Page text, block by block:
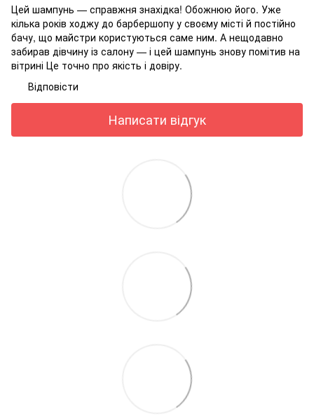
Цей шампунь — справжня знахідка! Обожнюю його. Уже
кілька років ходжу до барбершопу у своєму місті й постійно
бачу, що майстри користуються саме ним. А нещодавно
забирав дівчину із салону — і цей шампунь знову помітив на
вітрині Це точно про якість і довіру.
Відповісти
Написати відгук